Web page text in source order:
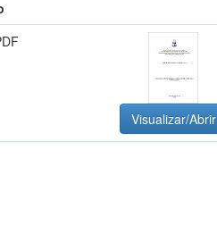
Visualizar/Abrir